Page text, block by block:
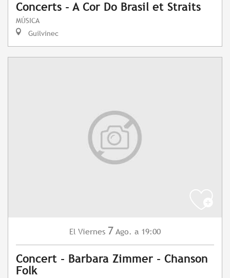
Concerts - A Cor Do Brasil et Straits
MÚSICA
Guilvinec
El Viernes 7 Ago. a 19:00
Concert - Barbara Zimmer - Chanson
Folk